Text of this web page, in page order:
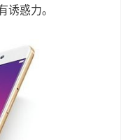
诱惑力。